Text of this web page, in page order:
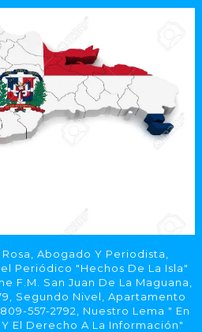
Abogado Y Periodista,
Periódico "Hechos De La Isla"
F.M. San Juan De La Maguana,
Segundo Nivel, Apartamento
557-2792, Nuestro Lema " En
El Derecho A La Información"